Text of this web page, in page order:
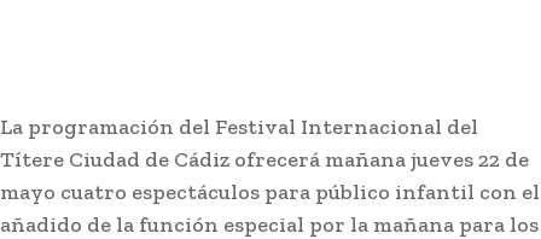
La programación del Festival Internacional del
Títere Ciudad de Cádiz ofrecerá mañana jueves 22 de
mayo cuatro espectáculos para público infantil con el
añadido de la función especial por la mañana para los